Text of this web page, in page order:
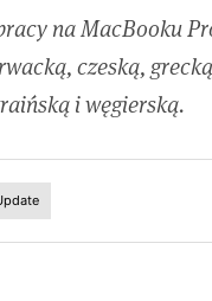
na MacBooku
czeską,
i węgierską.